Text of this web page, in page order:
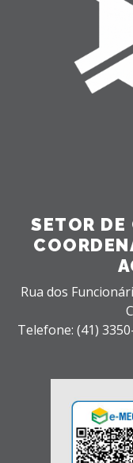
SETOR DE
Rua dos
Telefone: (41)